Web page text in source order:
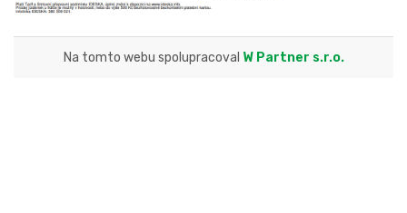
Na tomto webu spolupracoval W Partner s.r.o.